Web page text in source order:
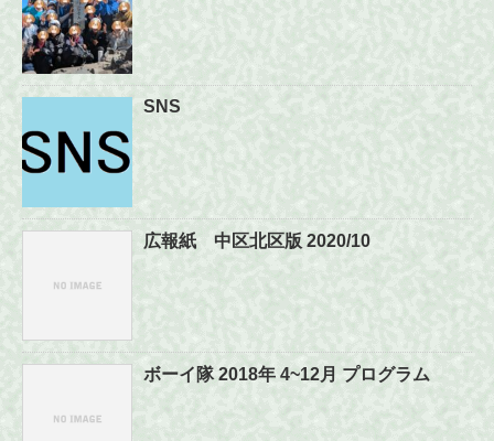
SNS
広報紙 中区北区版 2020/10
ボーイ隊 2018年 4~12月 プログラム